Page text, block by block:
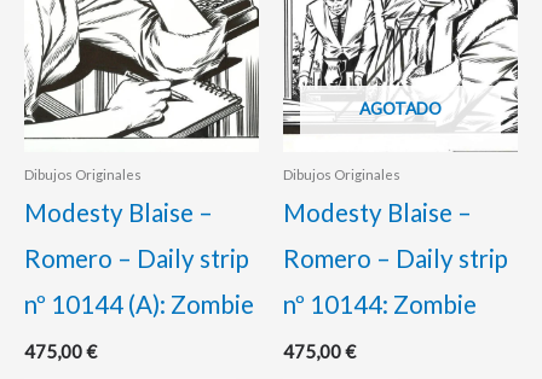
Dibujos Originales
Modesty Blaise –
Romero – Daily strip
nº 10144 (A): Zombie
475,00€
AGOTADO
Dibujos Originales
Modesty Blaise –
Romero – Daily strip
nº 10144: Zombie
475,00€